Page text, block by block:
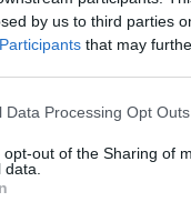
by us to third parties
that may
Data Processing Opt Outs
opt-out of the Sharing of